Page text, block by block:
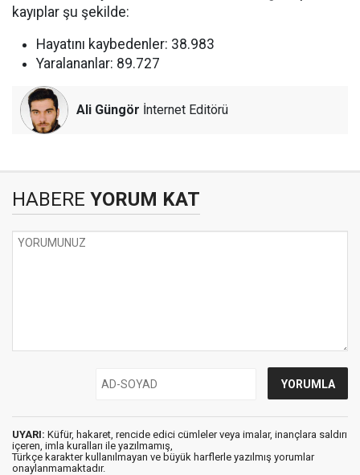
kayıplar şu şekilde:
Hayatını kaybedenler: 38.983
Yaralananlar: 89.727
Ali Güngör İnternet Editörü
HABERE YORUM KAT
UYARI: Küfür, hakaret, rencide edici cümleler veya imalar, inançlara saldırı
içeren, imla kuralları ile yazılmamış,
Türkçe karakter kullanılmayan ve büyük harflerle yazılmış yorumlar
onaylanmamaktadır.